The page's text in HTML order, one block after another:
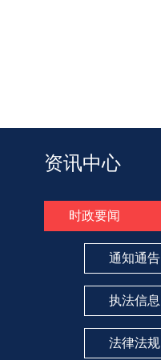
资讯中心
时政要闻
通知通告
执法信息
法律法规